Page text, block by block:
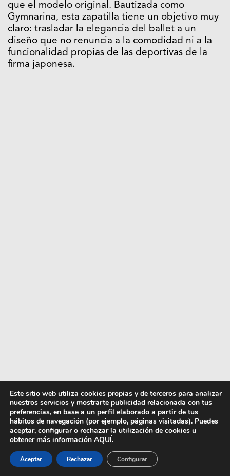
que el modelo original. Bautizada como
Gymnarina, esta zapatilla tiene un objetivo muy
claro: trasladar la elegancia del ballet a un
diseño que no renuncia a la comodidad ni a la
funcionalidad propias de las deportivas de la
firma japonesa.
Este sitio web utiliza cookies propias y de terceros para analizar
nuestros servicios y mostrarte publicidad relacionada con tus
preferencias, en base a un perfil elaborado a partir de tus
hábitos de navegación (por ejemplo, páginas visitadas). Puedes
aceptar, configurar o rechazar la utilización de cookies u
obtener más información AQUÍ.
Aceptar Rechazar Configurar